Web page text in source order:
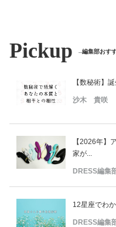
Pickup 編集部おす
【数秘術】
沙木 貴咲
【2026年】
家が...
DRESS編集
12星座でわ
DRESS編集